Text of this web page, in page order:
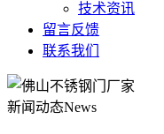
技术资讯
留言反馈
联系我们
新闻动态News